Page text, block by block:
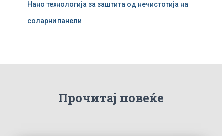
Нано технологија за заштита од нечистотија на
соларни панели
Прочитај повеќе